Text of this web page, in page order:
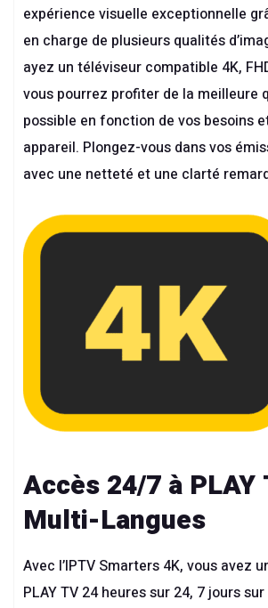
expérience visuelle exceptionnelle
en charge de plusieurs qualités
ayez un téléviseur compatible 4K,
vous pourrez profiter de la meilleure
possible en fonction de vos besoins
appareil. Plongez-vous dans vos
avec une netteté et une clarté
Accès 24/7 à PLAY
Multi-Langues
Avec l’IPTV Smarters 4K, vous avez
PLAY TV 24 heures sur 24, 7 jours